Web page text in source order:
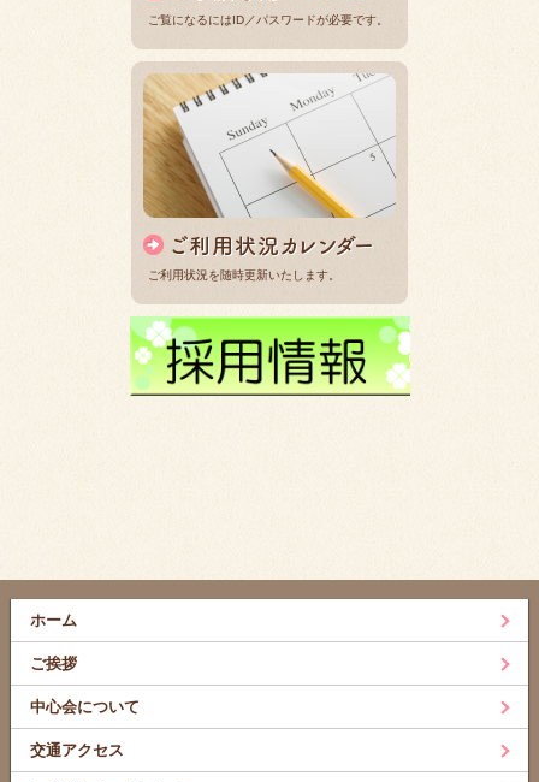
ご覧になるにはID／パスワードが必要です。
ご利用状況を随時更新いたします。
ホーム
ご挨拶
中心会について
交通アクセス